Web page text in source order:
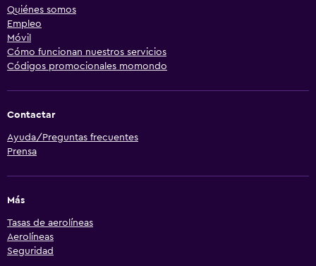
Quiénes somos
Empleo
Móvil
Cómo funcionan nuestros servicios
Códigos promocionales momondo
Contactar
Ayuda/Preguntas frecuentes
Prensa
Más
Tasas de aerolíneas
Aerolíneas
Seguridad